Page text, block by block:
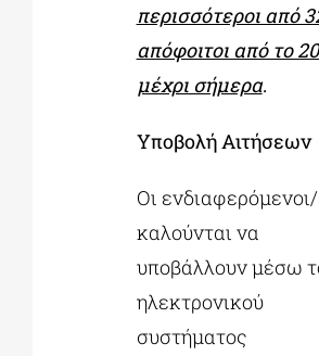
περισσότεροι από
απόφοιτοι από το
μέχρι σήμερα.
Υποβολή Αιτήσεων
Οι
καλούνται να
υποβάλλουν μέσω
ηλεκτρονικού
συστήματος